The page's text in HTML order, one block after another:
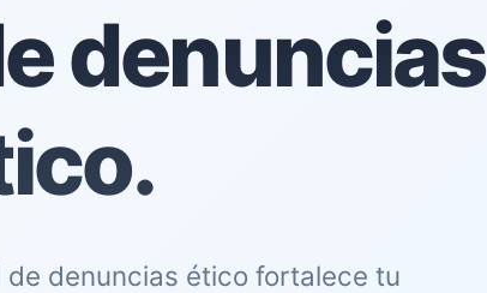
denuncias
denuncias ético fortalece tu